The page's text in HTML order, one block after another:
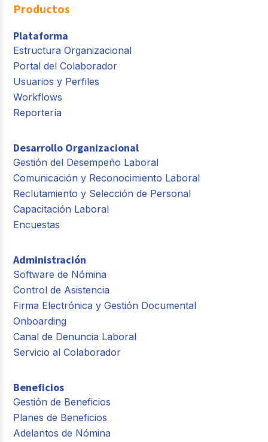
Productos
Plataforma
Estructura Organizacional
Portal del Colaborador
Usuarios y Perfiles
Workflows
Reportería
Desarrollo Organizacional
Gestión del Desempeño Laboral
Comunicación y Reconocimiento Laboral
Reclutamiento y Selección de Personal
Capacitación Laboral
Encuestas
Administración
Software de Nómina
Control de Asistencia
Firma Electrónica y Gestión Documental
Onboarding
Canal de Denuncia Laboral
Servicio al Colaborador
Beneficios
Gestión de Beneficios
Planes de Beneficios
Adelantos de Nómina